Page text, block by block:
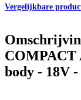
Vergelijkbare
COMPACT
body - 18V